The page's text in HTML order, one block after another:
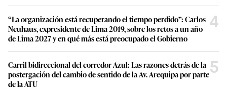
“La organización está recuperando el tiempo perdido”: Carlos
Neuhaus, expresidente de Lima 2019, sobre los retos a un año
de Lima 2027 y en qué más está preocupado el Gobierno
4
Carril bidireccional del corredor Azul: Las razones detrás de la
postergación del cambio de sentido de la Av. Arequipa por parte
de la ATU
5